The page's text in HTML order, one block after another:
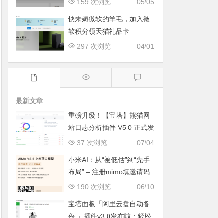
05/05
159 次浏览
快来媷微软的羊毛，加入微
软积分领天猫礼品卡
04/01
297 次浏览
最新文章
重磅升级！【宝塔】熊猫网
站日志分析插件 V5.0 正式发
布：智能体检+多维风控，运
07/04
37 次浏览
小米AI：从“被低估”到“先手
布局” – 注册mimo填邀请码
获取奖励, 赶紧的薅羊毛06/10
190 次浏览
宝塔面板「阿里云盘自动备
份 」插件v3.0发布啦：轻松